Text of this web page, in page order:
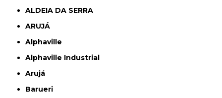
ALDEIA DA SERRA
ARUJÁ
Alphaville
Alphaville Industrial
Arujá
Barueri